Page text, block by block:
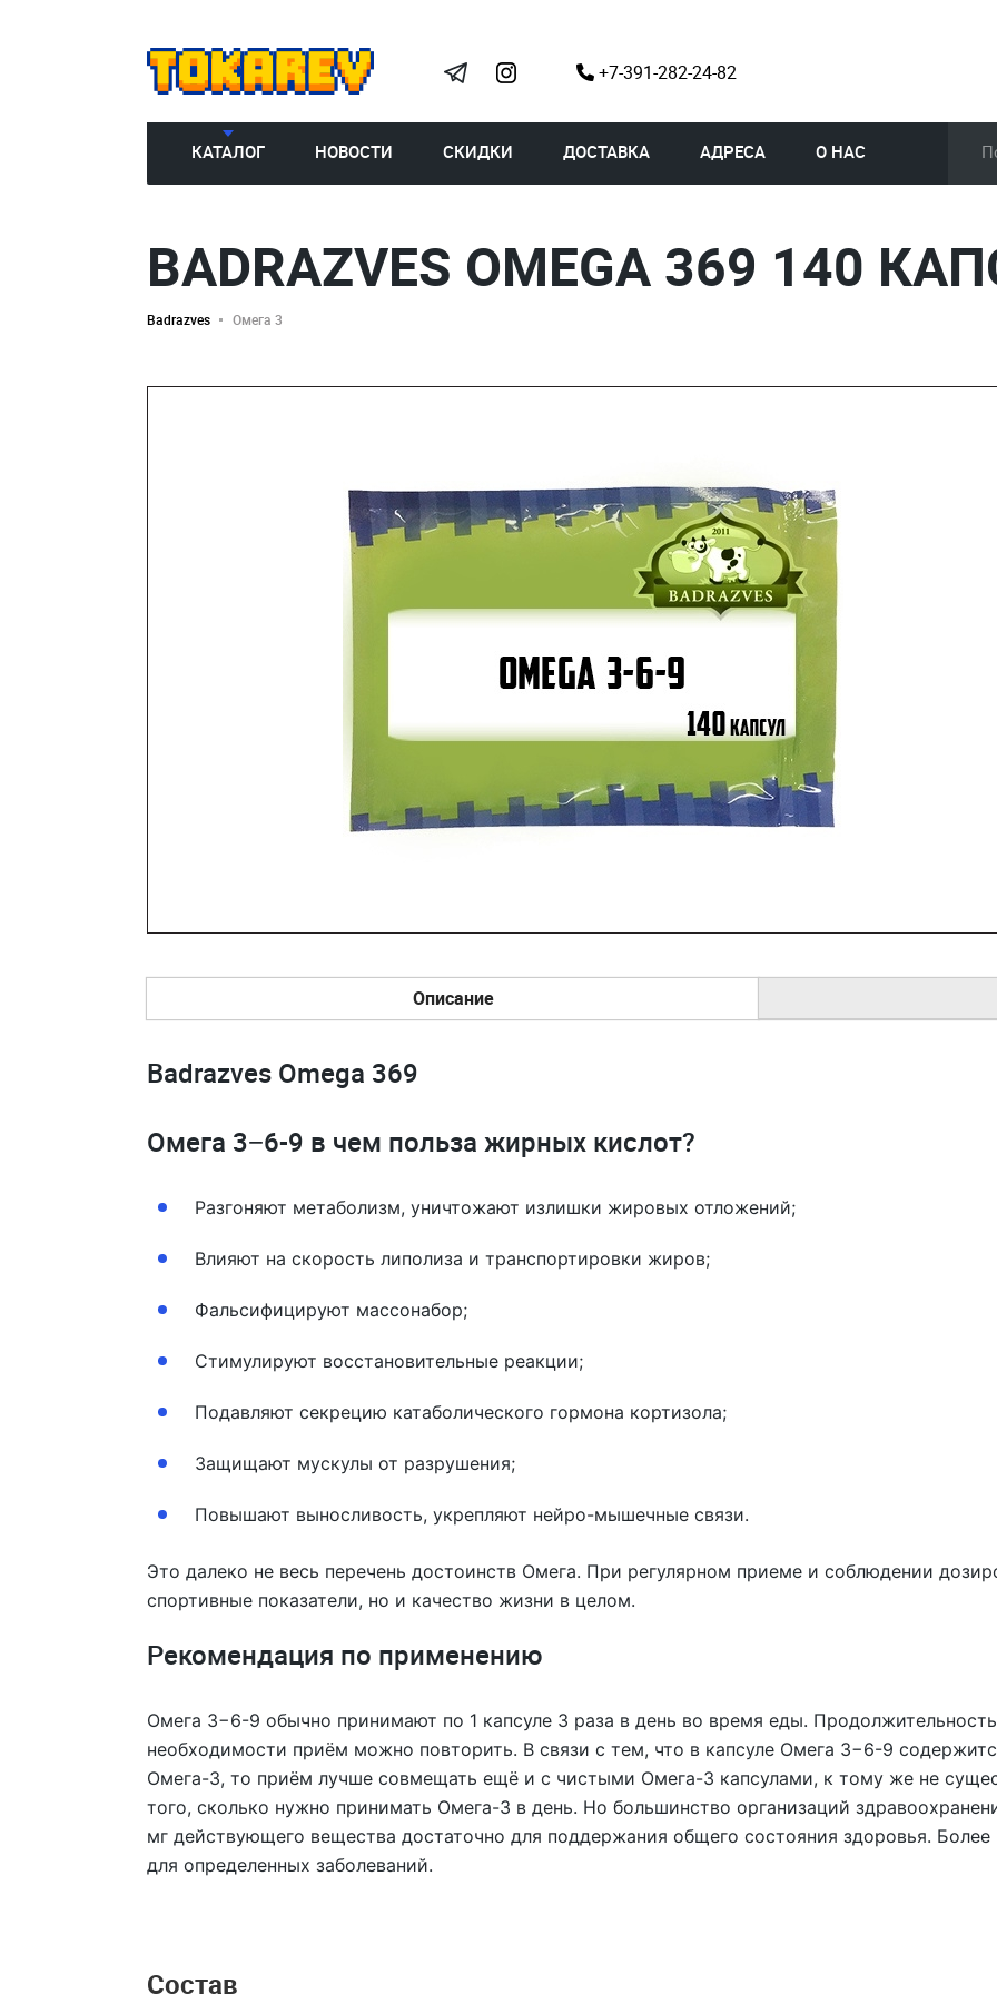
+7-391-282-24-82
КАТАЛОГ НОВОСТИ СКИДКИ ДОСТАВКА АДРЕСА О НАС
BADRAZVES OMEGA 369 140
Badrazves Омега 3
Описание
Badrazves Omega 369
Омега 3−6-9 в чем польза жирных кислот?
Разгоняют метаболизм, уничтожают излишки жировых отложений;
Влияют на скорость липолиза и транспортировки жиров;
Фальсифицируют массонабор;
Стимулируют восстановительные реакции;
Подавляют секрецию катаболического гормона кортизола;
Защищают мускулы от разрушения;
Повышают выносливость, укрепляют нейро-мышечные связи.
Это далеко не весь перечень достоинств Омега. При регулярном приеме и соблюдении
спортивные показатели, но и качество жизни в целом.
Рекомендация по применению
Омега 3−6-9 обычно принимают по 1 капсуле 3 раза в день во время еды.
необходимости приём можно повторить. В связи с тем, что в капсуле Омега 3−6-9
Омега-3, то приём лучше совмещать ещё и с чистыми Омега-3 капсулами, к тому же не
того, сколько нужно принимать Омега-3 в день. Но большинство организаций
мг действующего вещества достаточно для поддержания общего состояния здоровья.
для определенных заболеваний.
Состав